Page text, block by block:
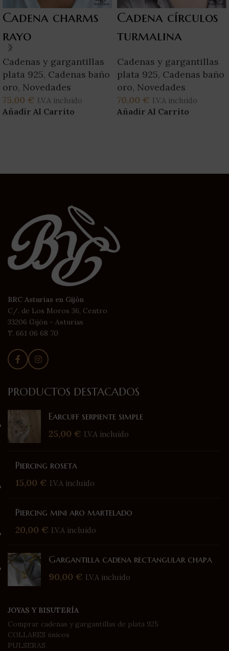
Cadena charms
rayo
Cadenas y gargantillas
plata 925, Cadenas baño
oro, Novedades
75,00 € I.V.A incluido
Añadir Al Carrito
Cadena círculos
turmalina
Cadenas y gargantillas
plata 925, Cadenas baño
oro, Novedades
70,00 € I.V.A incluido
Añadir Al Carrito
BRC Asturias en Gijón
C/. de Los Moros 36, Centro
33206 Gijón - Asturias
T. 661 06 68 70
PRODUCTOS DESTACADOS
Earcuff serpiente simple
25,00 € I.V.A incluido
Piercing roseta
15,00 € I.V.A incluido
Piercing mini aro martelado
20,00 € I.V.A incluido
Gargantilla cadena rectangular chapa
90,00 € I.V.A incluido
JOYAS Y BISUTERÍA
Comprar cadenas y gargantillas de plata 925
COLLARES únicos
PULSERAS